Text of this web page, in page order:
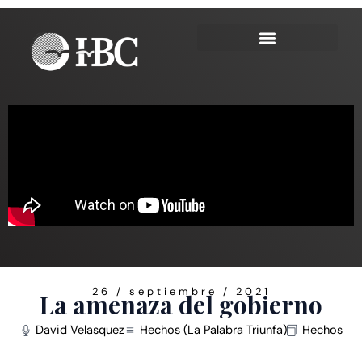
Ir
contenido
26 / septiembre / 2021
La amenaza del gobierno
David Velasquez Hechos (La Palabra Triunfa) Hechos